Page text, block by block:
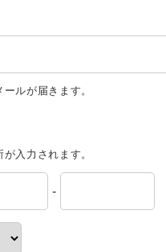
ルが届きます。
入力されます。
-